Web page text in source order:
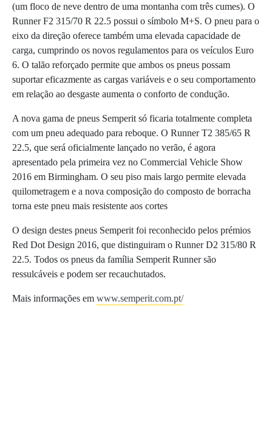
(um floco de neve dentro de uma montanha com três cumes). O
Runner F2 315/70 R 22.5 possui o símbolo M+S. O pneu para o
eixo da direção oferece também uma elevada capacidade de
carga, cumprindo os novos regulamentos para os veículos Euro
6. O talão reforçado permite que ambos os pneus possam
suportar eficazmente as cargas variáveis e o seu comportamento
em relação ao desgaste aumenta o conforto de condução.
A nova gama de pneus Semperit só ficaria totalmente completa
com um pneu adequado para reboque. O Runner T2 385/65 R
22.5, que será oficialmente lançado no verão, é agora
apresentado pela primeira vez no Commercial Vehicle Show
2016 em Birmingham. O seu piso mais largo permite elevada
quilometragem e a nova composição do composto de borracha
torna este pneu mais resistente aos cortes
O design destes pneus Semperit foi reconhecido pelos prémios
Red Dot Design 2016, que distinguiram o Runner D2 315/80 R
22.5. Todos os pneus da família Semperit Runner são
ressulcáveis e podem ser recauchutados.
Mais informações em www.semperit.com.pt/